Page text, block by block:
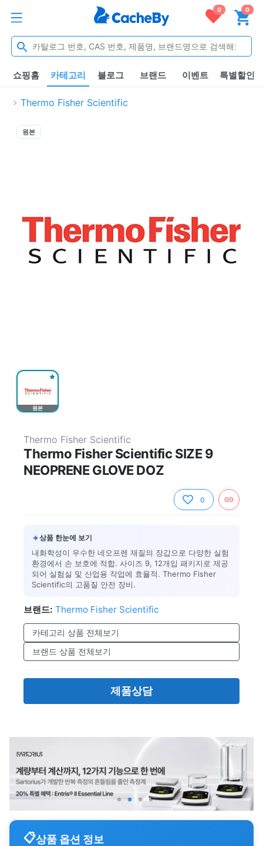
0 0
쇼핑홈 카테고리 블로그 브랜드 이벤트 특별할인
Thermo Fisher Scientific
원본
원본
Thermo Fisher Scientific
Thermo Fisher Scientific SIZE 9
NEOPRENE GLOVE DOZ
0
✦상품 한눈에 보기
내화학성이 우수한 네오프렌 재질의 장갑으로 다양한 실험
환경에서 손 보호에 적합. 사이즈 9, 12개입 패키지로 제공
되어 실험실 및 산업용 작업에 효율적. Thermo Fisher
Scientific의 고품질 안전 장비.
브랜드: Thermo Fisher Scientific
카테고리 상품 전체보기
브랜드 상품 전체보기
제품상담
상품 옵션 정보